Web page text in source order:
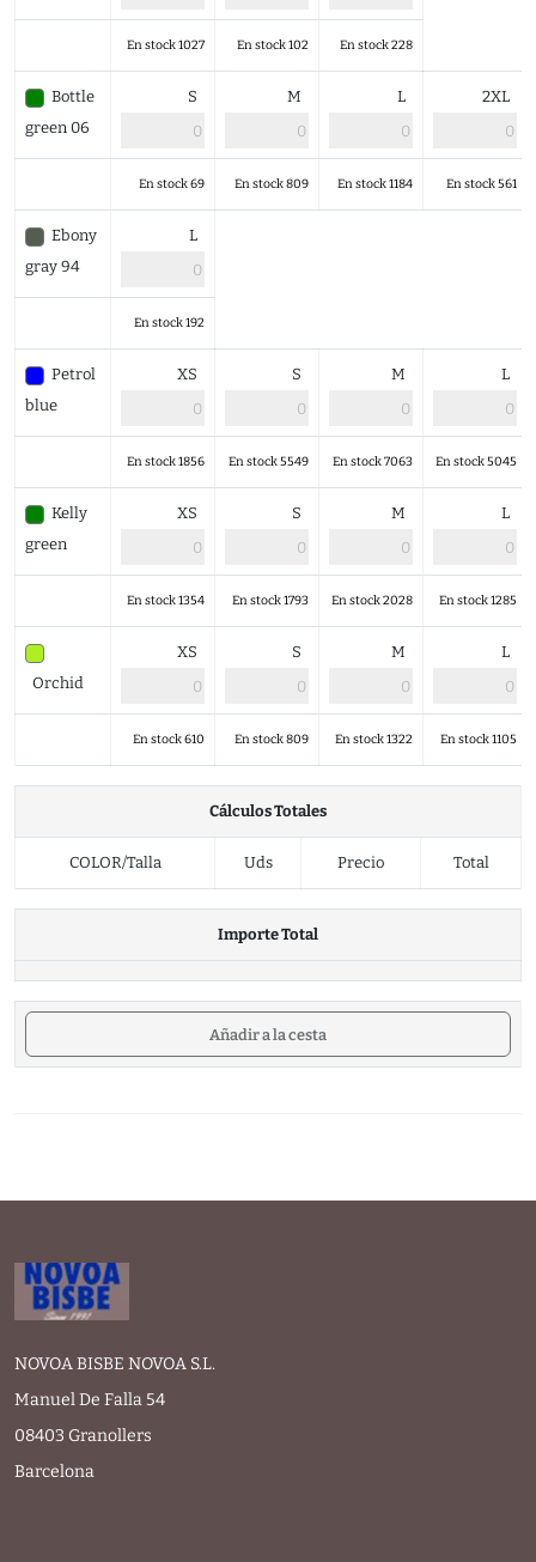
En stock 1027 En stock 102 En stock 228
Bottle
green 06
S M L 2XL
En stock 69 En stock 809 En stock 1184 En stock 561
Ebony
gray 94
L
En stock 192
Petrol
blue
XS S M L
En stock 1856 En stock 5549 En stock 7063 En stock 5045
Kelly
green
XS S M L
En stock 1354 En stock 1793 En stock 2028 En stock 1285
Orchid
XS S M L
En stock 610 En stock 809 En stock 1322 En stock 1105
Cálculos Totales
COLOR/Talla Uds Precio Total
Importe Total
Añadir a la cesta
NOVOA BISBE NOVOA S.L.
Manuel De Falla 54
08403 Granollers
Barcelona